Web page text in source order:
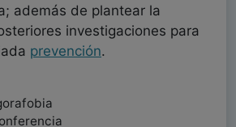
además de plantear la
investigaciones para
prevención.